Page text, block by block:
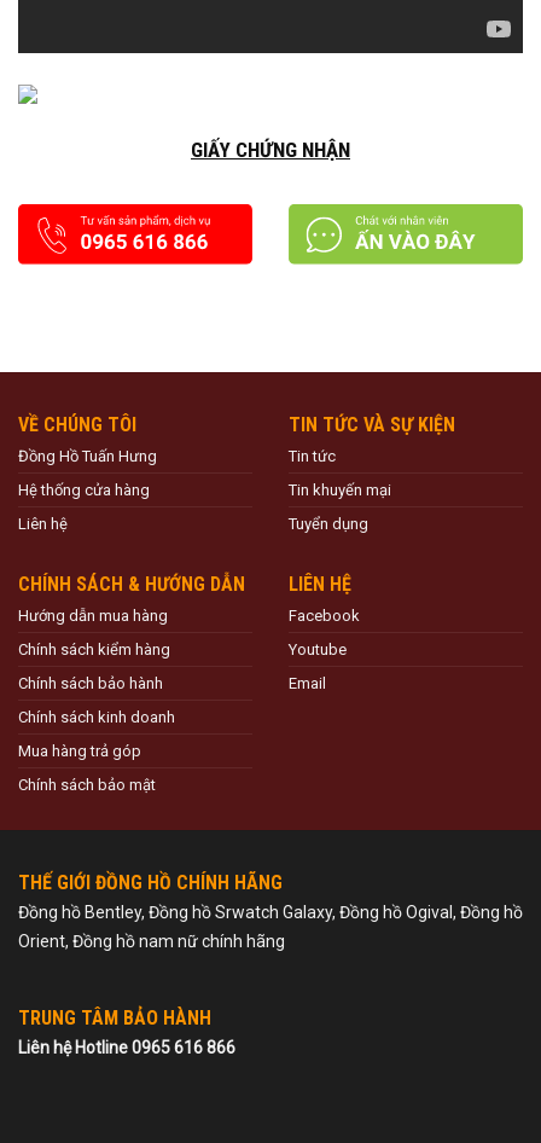
GIẤY CHỨNG NHẬN
VỀ CHÚNG TÔI
Đồng Hồ Tuấn Hưng
Hệ thống cửa hàng
Liên hệ
TIN TỨC VÀ SỰ KIỆN
Tin tức
Tin khuyến mại
Tuyển dụng
CHÍNH SÁCH & HƯỚNG DẪN
Hướng dẫn mua hàng
Chính sách kiểm hàng
Chính sách bảo hành
Chính sách kinh doanh
Mua hàng trả góp
Chính sách bảo mật
LIÊN HỆ
Facebook
Youtube
Email
THẾ GIỚI ĐỒNG HỒ CHÍNH HÃNG
Đồng hồ Bentley, Đồng hồ Srwatch Galaxy, Đồng hồ Ogival, Đồng hồ
Orient, Đồng hồ nam nữ chính hãng
TRUNG TÂM BẢO HÀNH
Liên hệ Hotline 0965 616 866